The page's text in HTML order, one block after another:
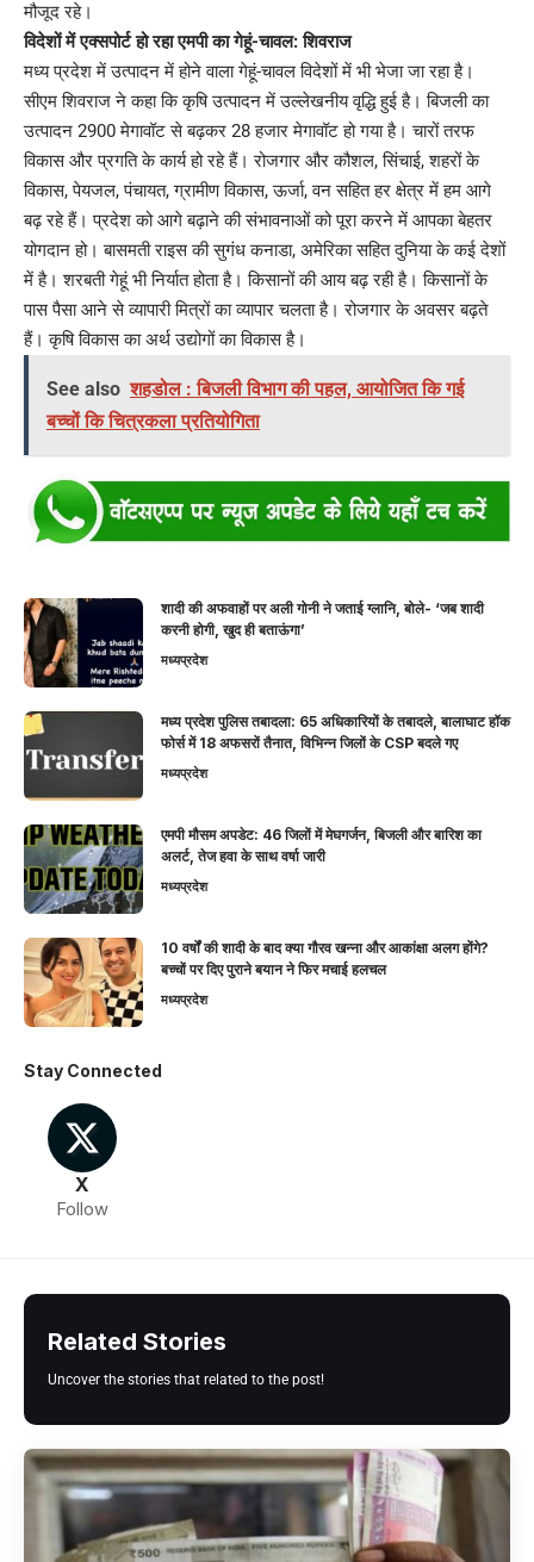
मौजूद रहे।
विदेशों में एक्सपोर्ट हो रहा एमपी का गेहूं-चावल: शिवराज
मध्य प्रदेश में उत्पादन में होने वाला गेहूं-चावल विदेशों में भी भेजा जा रहा है।
सीएम शिवराज ने कहा कि कृषि उत्पादन में उल्लेखनीय वृद्धि हुई है। बिजली का
उत्पादन 2900 मेगावॉट से बढ़कर 28 हजार मेगावॉट हो गया है। चारों तरफ
विकास और प्रगति के कार्य हो रहे हैं। रोजगार और कौशल, सिंचाई, शहरों के
विकास, पेयजल, पंचायत, ग्रामीण विकास, ऊर्जा, वन सहित हर क्षेत्र में हम आगे
बढ़ रहे हैं। प्रदेश को आगे बढ़ाने की संभावनाओं को पूरा करने में आपका बेहतर
योगदान हो। बासमती राइस की सुगंध कनाडा, अमेरिका सहित दुनिया के कई देशों
में है। शरबती गेहूं भी निर्यात होता है। किसानों की आय बढ़ रही है। किसानों के
पास पैसा आने से व्यापारी मित्रों का व्यापार चलता है। रोजगार के अवसर बढ़ते
हैं। कृषि विकास का अर्थ उद्योगों का विकास है।
See also शहडोल : बिजली विभाग की पहल, आयोजित कि गई
बच्चों कि चित्रकला प्रतियोगिता
शादी की अफवाहों पर अली गोनी ने जताई ग्लानि, बोले- ‘जब शादी
करनी होगी, खुद ही बताऊंगा’
मध्यप्रदेश
मध्य प्रदेश पुलिस तबादला: 65 अधिकारियों के तबादले, बालाघाट हॉक
फोर्स में 18 अफसरों तैनात, विभिन्न जिलों के CSP बदले गए
मध्यप्रदेश
एमपी मौसम अपडेट: 46 जिलों में मेघगर्जन, बिजली और बारिश का
अलर्ट, तेज हवा के साथ वर्षा जारी
मध्यप्रदेश
10 वर्षों की शादी के बाद क्या गौरव खन्ना और आकांक्षा अलग होंगे?
बच्चों पर दिए पुराने बयान ने फिर मचाई हलचल
मध्यप्रदेश
Stay Connected
X
Follow
Related Stories
Uncover the stories that related to the post!